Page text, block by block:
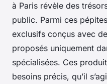
à Paris révèle des
public. Parmi ces
exclusifs conçus avec
proposés uniquement
spécialisées. Ces
besoins précis, qu’il